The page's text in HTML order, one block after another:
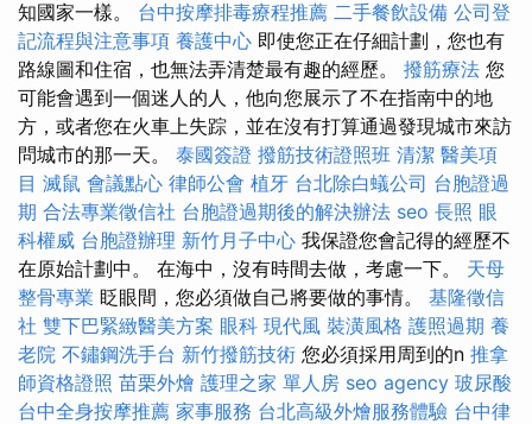
知國家一樣。 台中按摩排毒療程推薦 二手餐飲設備 公司登
記流程與注意事項 養護中心 即使您正在仔細計劃，您也有
路線圖和住宿，也無法弄清楚最有趣的經歷。 撥筋療法 您
可能會遇到一個迷人的人，他向您展示了不在指南中的地
方，或者您在火車上失踪，並在沒有打算通過發現城市來訪
問城市的那一天。 泰國簽證 撥筋技術證照班 清潔 醫美項
目 滅鼠 會議點心 律師公會 植牙 台北除白蟻公司 台胞證過
期 合法專業徵信社 台胞證過期後的解決辦法 seo 長照 眼
科權威 台胞證辦理 新竹月子中心 我保證您會記得的經歷不
在原始計劃中。 在海中，沒有時間去做，考慮一下。 天母
整骨專業 眨眼間，您必須做自己將要做的事情。 基隆徵信
社 雙下巴緊緻醫美方案 眼科 現代風 裝潢風格 護照過期 養
老院 不鏽鋼洗手台 新竹撥筋技術 您必須採用周到的n 推拿
師資格證照 苗栗外燴 護理之家 單人房 seo agency 玻尿酸
台中全身按摩推薦 家事服務 台北高級外燴服務體驗 台中律